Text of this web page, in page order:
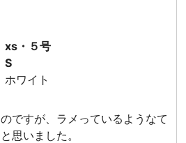
xs・５号
S
ホワイト
ですが、ラメっているようなて
思いました。